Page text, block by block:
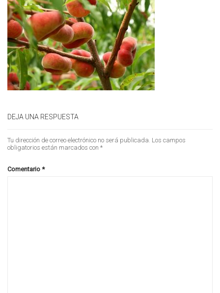
DEJA UNA RESPUESTA
Tu dirección de correo electrónico no será publicada. Los campos
obligatorios están marcados con *
Comentario *